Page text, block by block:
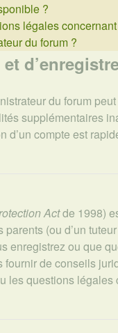
?
légales
du forum ?
du forum
supplémentaires
d’un compte est
Actde 1998)
(ou d’un
enregistrez ou que
de conseils
les questions légales